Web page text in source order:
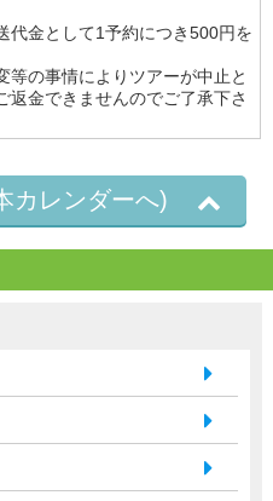
代金として1予約につき500円を
の事情によりツアーが中止と
返金できませんのでご了承下さ
カレンダーへ)